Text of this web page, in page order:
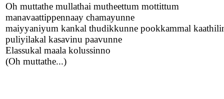
Oh muttathe mullathai mutheettum mottittum
manavaattippennaay chamayunne
maiyyaniyum kankal thudikkunne pookkammal
puliyilakal kasavinu paavunne
Elassukal maala kolussinno
(Oh muttathe...)